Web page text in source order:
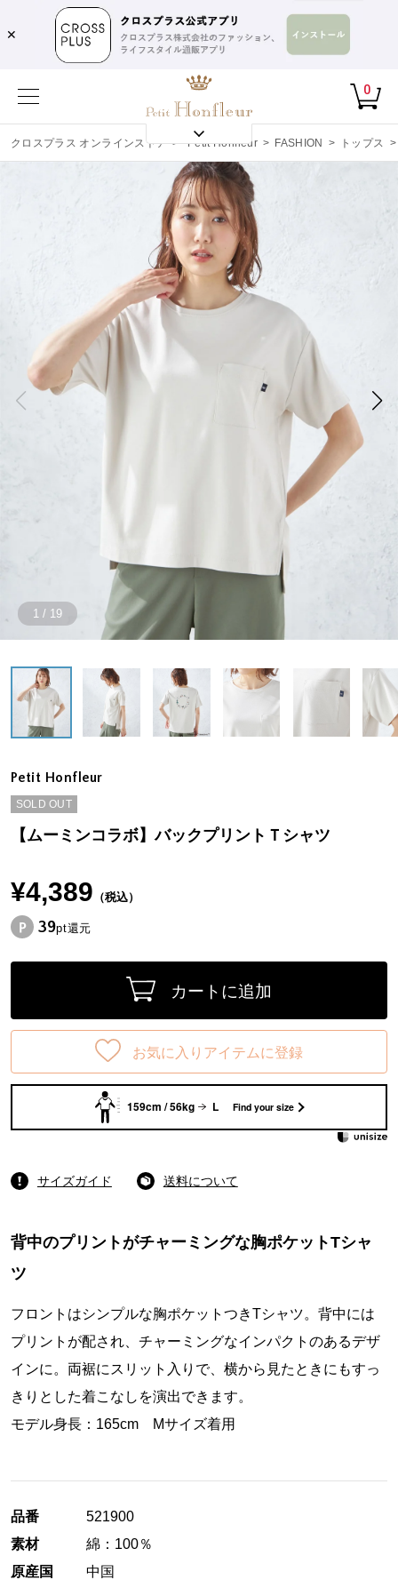
✕
0
クロスプラス オンラインストア > Petit Honfleur > FASHION > トップス >
1 / 19
Petit Honfleur
SOLD OUT
【ムーミンコラボ】バックプリントＴシャツ
¥4,389 （税込）
39pt還元
カートに追加
お気に入りアイテムに登録
159cm / 56kg L Find your size
サイズガイド 送料について
背中のプリントがチャーミングな胸ポケットTシャ
ツ
フロントはシンプルな胸ポケットつきTシャツ。背中には
プリントが配され、チャーミングなインパクトのあるデザ
インに。両裾にスリット入りで、横から見たときにもすっ
きりとした着こなしを演出できます。
モデル身長：165cm Mサイズ着用
品番
521900
素材
綿：100％
原産国
中国